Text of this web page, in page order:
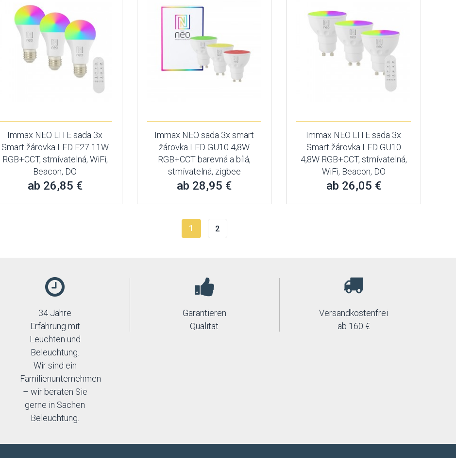
Immax NEO LITE sada 3x
Smart žárovka LED E27 11W
RGB+CCT, stmívatelná, WiFi,
Beacon, DO
ab 26,85 €
Immax NEO sada 3x smart
žárovka LED GU10 4,8W
RGB+CCT barevná a bílá,
stmívatelná, zigbee
ab 28,95 €
Immax NEO LITE sada 3x
Smart žárovka LED GU10
4,8W RGB+CCT, stmívatelná,
WiFi, Beacon, DO
ab 26,05 €
1 2
34 Jahre
Erfahrung mit
Leuchten und
Beleuchtung.
Wir sind ein
Familienunternehmen
– wir beraten Sie
gerne in Sachen
Beleuchtung.
Garantieren
Qualität
Versandkostenfrei
ab 160 €